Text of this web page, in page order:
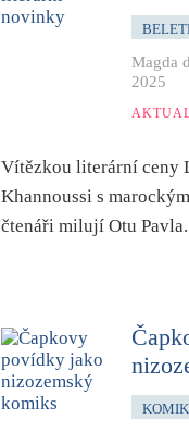
Magda
2025
Vítězkou literární ceny
Khannoussi s
čtenáři milují Otu